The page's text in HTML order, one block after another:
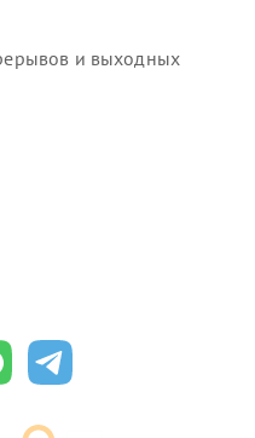
и выходных